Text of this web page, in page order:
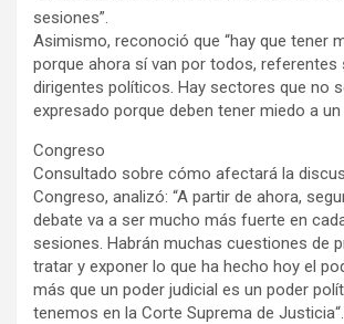
sesiones”.
Asimismo, reconoció que “hay que tener
porque ahora sí van por todos, referentes
dirigentes políticos. Hay sectores que no
expresado porque deben tener miedo a un
Congreso
Consultado sobre cómo afectará la
Congreso, analizó: “A partir de ahora,
debate va a ser mucho más fuerte en
sesiones. Habrán muchas cuestiones de
tratar y exponer lo que ha hecho hoy el
más que un poder judicial es un poder
tenemos en la Corte Suprema de Justicia“.